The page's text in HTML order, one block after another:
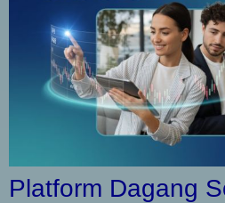
Platform Dagang